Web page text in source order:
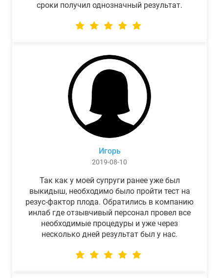
сроки получил однозначный результат.
Игорь
2019-08-10
Так как у моей супруги ранее уже был
выкидыш, необходимо было пройти тест на
резус-фактор плода. Обратились в компанию
инлаб где отзывчивый персонал провел все
необходимые процедуры и уже через
несколько дней результат был у нас.